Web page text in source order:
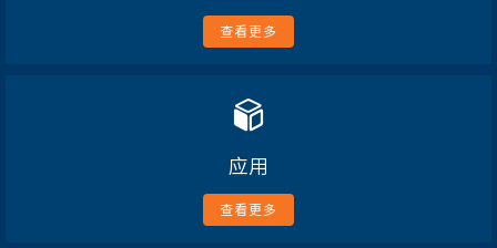
查看更多
应用
查看更多